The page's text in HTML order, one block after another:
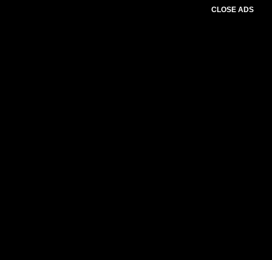
CLOSE ADS